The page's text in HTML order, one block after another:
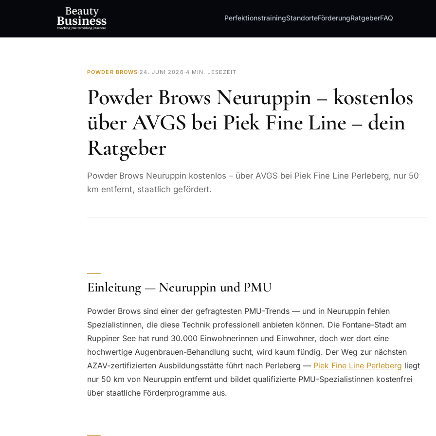
PerfektionstrainingStandorteFörderungRatgeberFAQ
POWDER BROWS· 24. JUNI 2026 ·4 MIN. LESEZEIT
Powder Brows Neuruppin – kostenlos
über AVGS bei Piek Fine Line – dein
Ratgeber
Powder Brows Neuruppin kostenlos – über AVGS bei Piek Fine Line Perleberg, nur 50
km entfernt, staatlich gefördert.
Einleitung — Neuruppin und PMU
Powder Brows sind einer der gefragtesten PMU-Trends — und in Neuruppin fehlen
Spezialistinnen, die diese Technik professionell anbieten können. Die Fontane-Stadt am
Ruppiner See hat rund 30.000 Einwohnerinnen und Einwohner, doch wer dort eine
hochwertige Augenbrauen-Behandlung sucht, wird kaum fündig. Der Weg zur nächsten
AZAV-zertifizierten Ausbildungsstätte führt nach Perleberg — Piek Fine Line Perleberg liegt
nur 50 km von Neuruppin entfernt und bildet qualifizierte PMU-Spezialistinnen kostenfrei
über staatliche Förderprogramme aus.